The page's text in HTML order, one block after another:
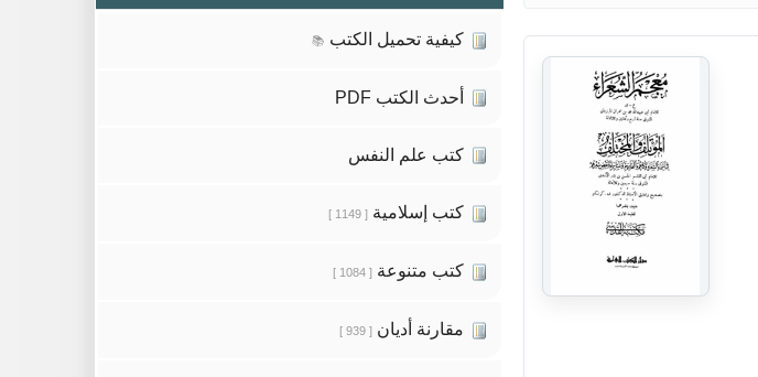
كيفية تحميل الكتب 📚
أحدث الكتب PDF
كتب علم النفس
كتب إسلامية [ 1149 ]
كتب متنوعة [ 1084 ]
مقارنة أديان [ 939 ]